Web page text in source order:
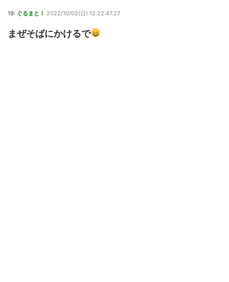
19: ぐるまと！ 2022/10/02(日) 12:22:47.27
まぜそばにかけるで